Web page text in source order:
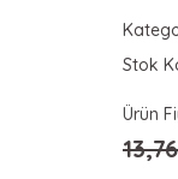
Stok
Ürün